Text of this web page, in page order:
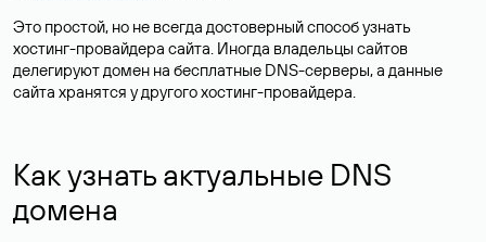
Это простой, но не всегда достоверный способ узнать
хостинг-провайдера сайта. Иногда владельцы сайтов
делегируют домен на бесплатные DNS-серверы, а данные
сайта хранятся у другого хостинг-провайдера.
Как узнать актуальные DNS
домена